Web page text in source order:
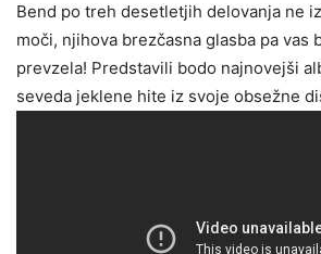
Bend po treh desetletjih delovanja ne
moči, njihova brezčasna glasba pa vas
prevzela! Predstavili bodo najnovejši
seveda jeklene hite iz svoje obsežne